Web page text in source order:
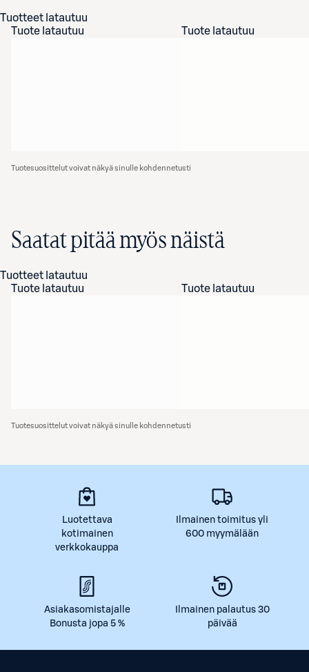
Tuotteet latautuu
Tuote latautuu
Tuote latautuu
Tuotesuosittelut voivat näkyä sinulle kohdennetusti
Saatat pitää myös näistä
Tuotteet latautuu
Tuote latautuu
Tuote latautuu
Tuotesuosittelut voivat näkyä sinulle kohdennetusti
Luotettava
kotimainen
verkkokauppa
Ilmainen toimitus yli
600 myymälään
Asiakasomistajalle
Bonusta jopa 5 %
Ilmainen palautus 30
päivää